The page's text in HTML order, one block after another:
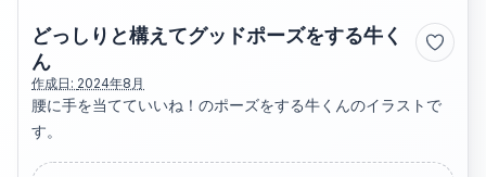
どっしりと構えてグッドポーズをする牛く
ん
作成日: 2024年8月
腰に手を当てていいね！のポーズをする牛くんのイラストで
す。